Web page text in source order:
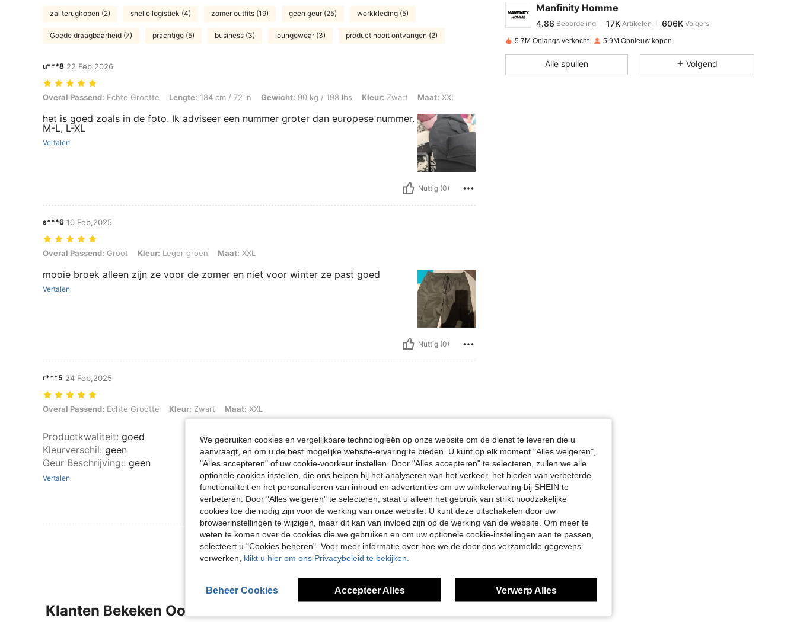
zal terugkopen (2) snelle logistiek (4) zomer outfits (19) geen geur (25) werkkleding (5)
Goede draagbaarheid (7) prachtige (5) business (3) loungewear (3) product nooit ontvangen (2)
u***8 22 Feb,2026
Overal Passend: Echte Grootte, Lengte: 184 cm / 72 in, Gewicht: 90 kg / 198 lbs, Kleur: Zwart, Maat: XXL
Overal Passend: Echte Grootte Lengte: 184 cm / 72 in Gewicht: 90 kg / 198 lbs Kleur: Zwart Maat: XXL
het is goed zoals in de foto. Ik adviseer een nummer groter dan europese nummer.
M-L, L-XL
Vertalen
Nuttig (0)
s***6 10 Feb,2025
Overal Passend: Groot, Kleur: Leger groen, Maat: XXL
Overal Passend: Groot Kleur: Leger groen Maat: XXL
mooie broek alleen zijn ze voor de zomer en niet voor winter ze past goed
Vertalen
Nuttig (0)
r***5 24 Feb,2025
Overal Passend: Echte Grootte, Kleur: Zwart, Maat: XXL
Overal Passend: Echte Grootte Kleur: Zwart Maat: XXL
Productkwaliteit: goed
Kleurverschil: geen
Geur Beschrijving:: geen
Vertalen
Nuttig (0)
Meer Beoordelingen Bekijken
Manfinity Homme
4.86 Beoordeling
a***lbetaalde1 dag geleden
5.7M Onlangs verkocht 5.9M Opnieuw kopen
Alle spullen Volgend
Klanten Bekeken Ook
We gebruiken cookies en vergelijkbare technologieën op onze website om de dienst te leveren die u
aanvraagt, en om u de best mogelijke website-ervaring te bieden. U kunt op elk moment "Alles weigeren",
"Alles accepteren" of uw cookie-voorkeur instellen. Door "Alles accepteren" te selecteren, zullen we alle
optionele cookies instellen, die ons helpen bij het analyseren van het verkeer, het bieden van verbeterde
functionaliteit en het personaliseren van inhoud en advertenties om uw winkelervaring bij SHEIN te
verbeteren. Door "Alles weigeren" te selecteren, staat u alleen het gebruik van strikt noodzakelijke
cookies toe die nodig zijn voor de werking van onze website. U kunt deze uitschakelen door uw
browserinstellingen te wijzigen, maar dit kan van invloed zijn op de werking van de website. Om meer te
weten te komen over de cookies die we gebruiken en om uw optionele cookie-instellingen aan te passen,
selecteert u "Cookies beheren". Voor meer informatie over hoe we de door ons verzamelde gegevens
verwerken, klikt u hier om ons Privacybeleid te bekijken.
Beheer Cookies Accepteer Alles Verwerp Alles